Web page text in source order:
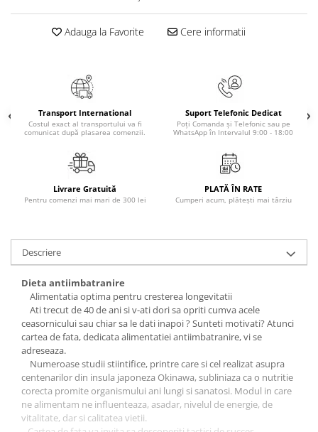
Biografii, Memorii, Jurnale
Carti erotice
Crime, Thriller, Mistery
Literatura Romana
Romane de dragoste, Carti
romantice
Senzatii/Erotic
Senzatii/Suspans
Senzatii/Thriller
SF & Fantasy
Teatru
Teens Book Club
Umor
Birotica & Papetarie
Adezivi si benzi adezive
Adauga la Favorite Cere informatii
Transport International
Costul exact al transportului va fi
comunicat după plasarea comenzii.
Suport Telefonic Dedicat
Poți Comanda și Telefonic sau pe
WhatsApp în Intervalul 9:00 - 18:00
Livrare Gratuită
Pentru comenzi mai mari de 300 lei
PLATĂ ÎN RATE
Cumperi acum, plătești mai târziu
Descriere
Dieta antiimbatranire
Alimentatia optima pentru cresterea longevitatii
Ati trecut de 40 de ani si v-ati dori sa opriti cumva acele
ceasornicului sau chiar sa le dati inapoi ? Sunteti motivati? Atunci
cartea de fata, dedicata alimentatiei antiimbatranire, vi se
adreseaza.
Numeroase studii stiintifice, printre care si cel realizat asupra
centenarilor din insula japoneza Okinawa, subliniaza ca o nutritie
corecta promite organismului ani lungi si sanatosi. Modul in care
ne alimentam ne influenteaza, asadar, nivelul de energie, de
vitalitate, dar si calitatea vietii.